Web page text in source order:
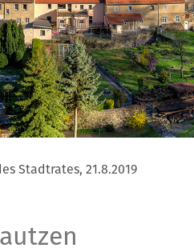
Stadtrates, 21.8.2019